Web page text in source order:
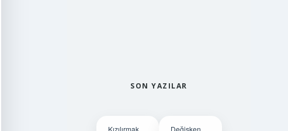
SON YAZILAR
Kızılırmak
Değişken